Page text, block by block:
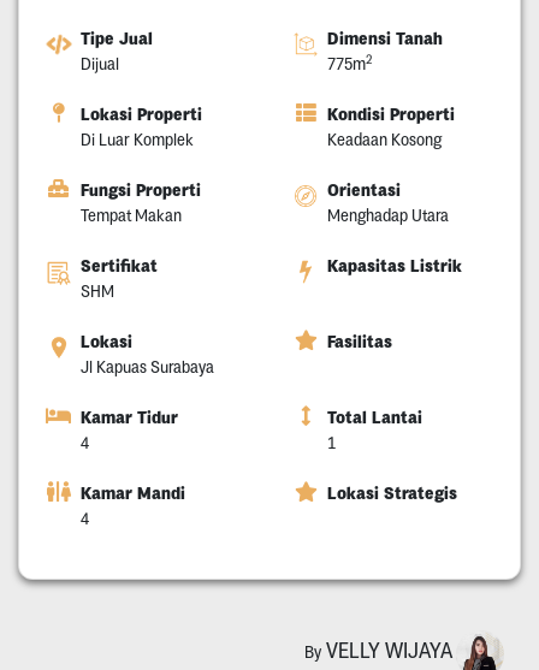
Tipe Jual
Dijual
Dimensi Tanah
775m2
Lokasi Properti
Di Luar Komplek
Kondisi Properti
Keadaan Kosong
Fungsi Properti
Tempat Makan
Orientasi
Menghadap Utara
Sertifikat
SHM
Kapasitas Listrik
Lokasi
Jl Kapuas Surabaya
Fasilitas
Kamar Tidur
4
Total Lantai
1
Kamar Mandi
4
Lokasi Strategis
By VELLY WIJAYA